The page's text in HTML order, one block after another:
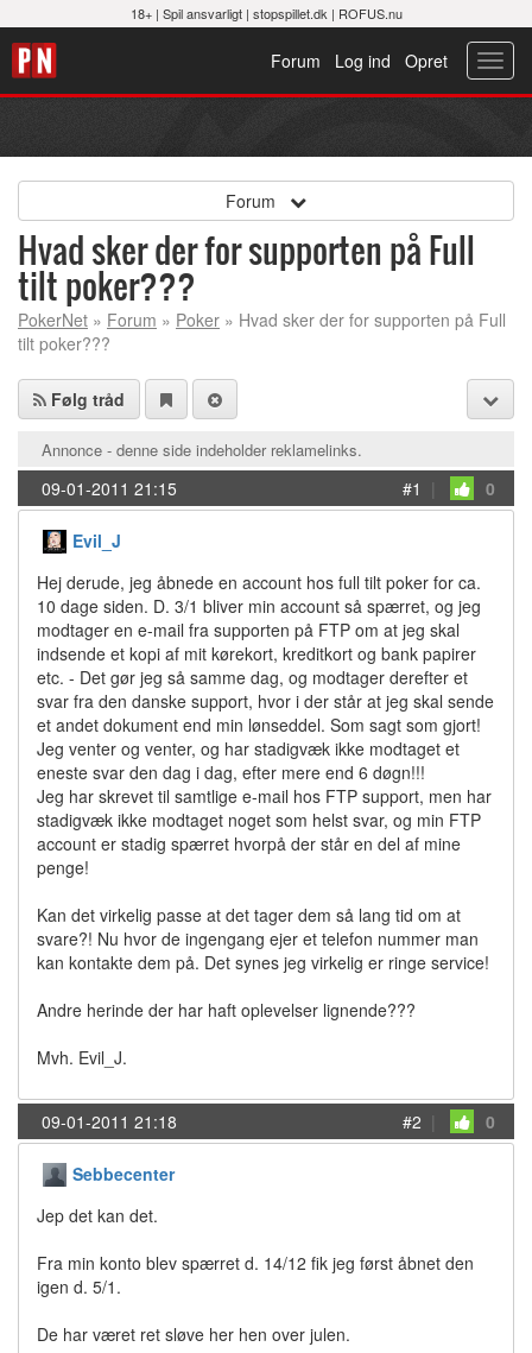
18+ | Spil ansvarligt| stopspillet.dk | ROFUS.nu
Opret
Log ind
Forum
Forum
Hvad sker der for supporten på Full
tilt poker???
PokerNet » Forum » Poker » Hvad sker der for supporten på Full
tilt poker???
Følg tråd
Annonce - denne side indeholder reklamelinks.
09-01-2011 21:15 #1 | 0
Evil_J
Hej derude, jeg åbnede en account hos full tilt poker for ca.
10 dage siden. D. 3/1 bliver min account så spærret, og jeg
modtager en e-mail fra supporten på FTP om at jeg skal
indsende et kopi af mit kørekort, kreditkort og bank papirer
etc. - Det gør jeg så samme dag, og modtager derefter et
svar fra den danske support, hvor i der står at jeg skal sende
et andet dokument end min lønseddel. Som sagt som gjort!
Jeg venter og venter, og har stadigvæk ikke modtaget et
eneste svar den dag i dag, efter mere end 6 døgn!!!
Jeg har skrevet til samtlige e-mail hos FTP support, men har
stadigvæk ikke modtaget noget som helst svar, og min FTP
account er stadig spærret hvorpå der står en del af mine
penge!
Kan det virkelig passe at det tager dem så lang tid om at
svare?! Nu hvor de ingengang ejer et telefon nummer man
kan kontakte dem på. Det synes jeg virkelig er ringe service!
Andre herinde der har haft oplevelser lignende???
Mvh. Evil_J.
09-01-2011 21:18 #2 | 0
Sebbecenter
Jep det kan det.
Fra min konto blev spærret d. 14/12 fik jeg først åbnet den
igen d. 5/1.
De har været ret sløve her hen over julen.